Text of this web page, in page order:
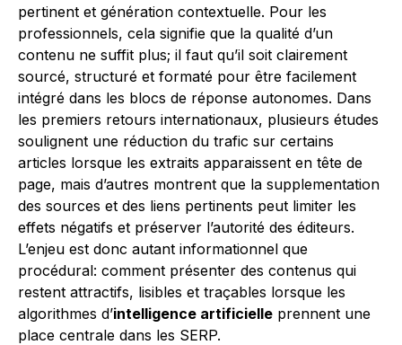
pertinent et génération contextuelle. Pour les
professionnels, cela signifie que la qualité d’un
contenu ne suffit plus; il faut qu’il soit clairement
sourcé, structuré et formaté pour être facilement
intégré dans les blocs de réponse autonomes. Dans
les premiers retours internationaux, plusieurs études
soulignent une réduction du trafic sur certains
articles lorsque les extraits apparaissent en tête de
page, mais d’autres montrent que la supplementation
des sources et des liens pertinents peut limiter les
effets négatifs et préserver l’autorité des éditeurs.
L’enjeu est donc autant informationnel que
procédural: comment présenter des contenus qui
restent attractifs, lisibles et traçables lorsque les
algorithmes d’intelligence artificielle prennent une
place centrale dans les SERP.